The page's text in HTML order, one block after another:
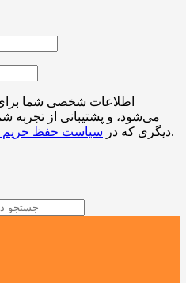
اطلاعات شخصی شما
می‌شود، و پشتیبانی از تجربه
دیگری که در سیاست حفظ توضیح داده شده است.